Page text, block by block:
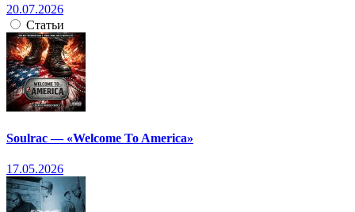
20.07.2026
Статьи
Soulrac — «Welcome To America»
17.05.2026